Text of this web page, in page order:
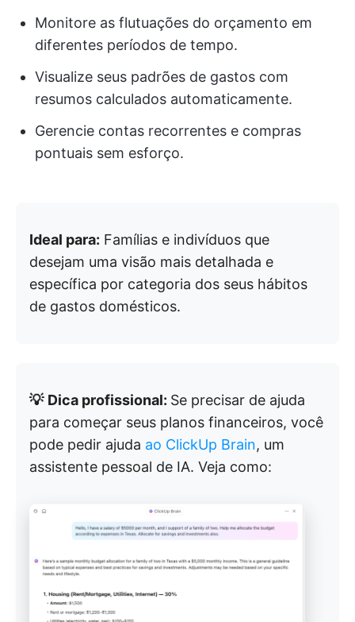
Monitore as flutuações do orçamento em
diferentes períodos de tempo.
Visualize seus padrões de gastos com
resumos calculados automaticamente.
Gerencie contas recorrentes e compras
pontuais sem esforço.
Ideal para: Famílias e indivíduos que
desejam uma visão mais detalhada e
específica por categoria dos seus hábitos
de gastos domésticos.
💡 Dica profissional: Se precisar de ajuda
para começar seus planos financeiros, você
pode pedir ajuda ao ClickUp Brain, um
assistente pessoal de IA. Veja como: